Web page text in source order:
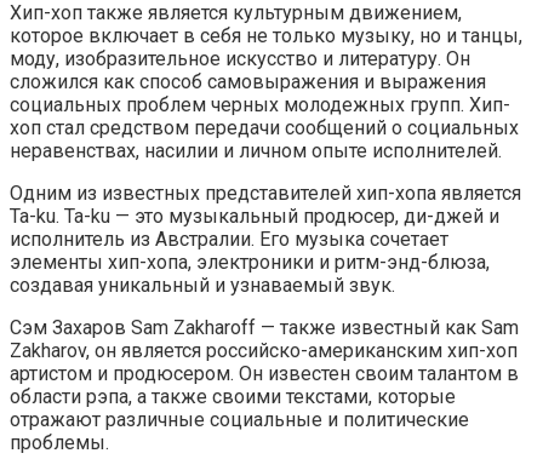
Хип-хоп также является культурным движением,
которое включает в себя не только музыку, но и танцы,
моду, изобразительное искусство и литературу. Он
сложился как способ самовыражения и выражения
социальных проблем черных молодежных групп. Хип-
хоп стал средством передачи сообщений о социальных
неравенствах, насилии и личном опыте исполнителей.
Одним из известных представителей хип-хопа является
Ta-ku. Ta-ku — это музыкальный продюсер, ди-джей и
исполнитель из Австралии. Его музыка сочетает
элементы хип-хопа, электроники и ритм-энд-блюза,
создавая уникальный и узнаваемый звук.
Сэм Захаров Sam Zakharoff — также известный как Sam
Zakharov, он является российско-американским хип-хоп
артистом и продюсером. Он известен своим талантом в
области рэпа, а также своими текстами, которые
отражают различные социальные и политические
проблемы.